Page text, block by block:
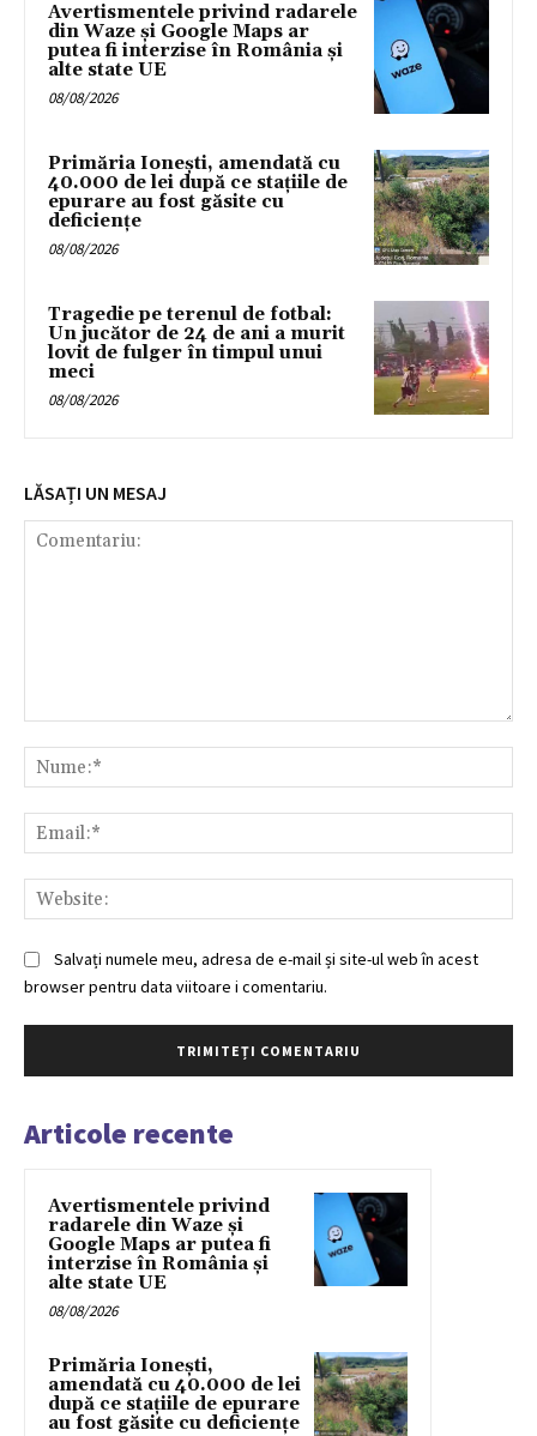
Avertismentele privind radarele
din Waze și Google Maps ar
putea fi interzise în România și
alte state UE
08/08/2026
Primăria Ionești, amendată cu
40.000 de lei după ce stațiile de
epurare au fost găsite cu
deficiențe
08/08/2026
Tragedie pe terenul de fotbal:
Un jucător de 24 de ani a murit
lovit de fulger în timpul unui
meci
08/08/2026
LĂSAȚI UN MESAJ
Salvați numele meu, adresa de e-mail și site-ul web în acest
browser pentru data viitoare i comentariu.
Articole recente
Avertismentele privind
radarele din Waze și
Google Maps ar putea fi
interzise în România și
alte state UE
08/08/2026
Primăria Ionești,
amendată cu 40.000 de lei
după ce stațiile de epurare
au fost găsite cu deficiențe